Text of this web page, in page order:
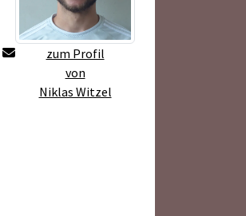
zum Profil
von
Niklas Witzel